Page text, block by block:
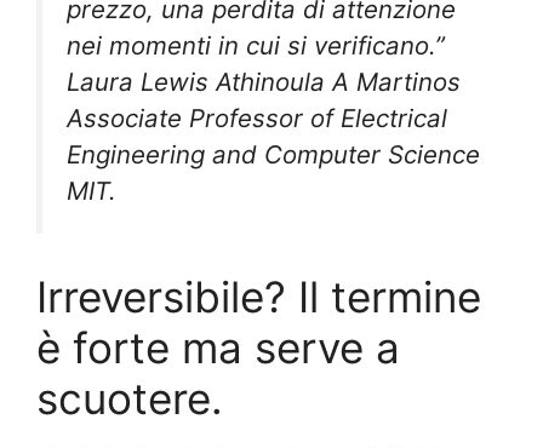
prezzo, una perdita di attenzione
nei momenti in cui si verificano.”
Laura Lewis Athinoula A Martinos
Associate Professor of Electrical
Engineering and Computer Science
MIT.
Irreversibile? Il termine
è forte ma serve a
scuotere.